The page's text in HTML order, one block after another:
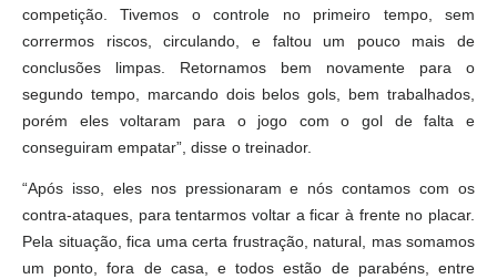
competição. Tivemos o controle no primeiro tempo, sem
corrermos riscos, circulando, e faltou um pouco mais de
conclusões limpas. Retornamos bem novamente para o
segundo tempo, marcando dois belos gols, bem trabalhados,
porém eles voltaram para o jogo com o gol de falta e
conseguiram empatar”, disse o treinador.
“Após isso, eles nos pressionaram e nós contamos com os
contra-ataques, para tentarmos voltar a ficar à frente no placar.
Pela situação, fica uma certa frustração, natural, mas somamos
um ponto, fora de casa, e todos estão de parabéns, entre